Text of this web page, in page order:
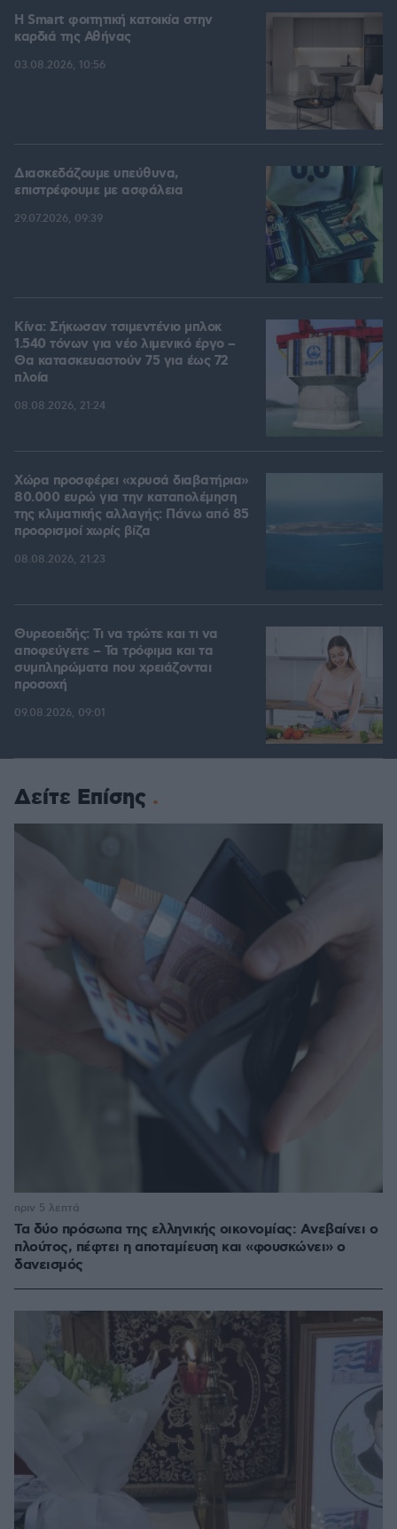
Η Smart φοιτητική κατοικία στην
καρδιά της Αθήνας
03.08.2026, 10:56
Διασκεδάζουμε υπεύθυνα,
επιστρέφουμε με ασφάλεια
29.07.2026, 09:39
Κίνα: Σήκωσαν τσιμεντένιο μπλοκ
1.540 τόνων για νέο λιμενικό έργο –
Θα κατασκευαστούν 75 για έως 72
πλοία
08.08.2026, 21:24
Χώρα προσφέρει «χρυσά διαβατήρια»
80.000 ευρώ για την καταπολέμηση
της κλιματικής αλλαγής: Πάνω από 85
προορισμοί χωρίς βίζα
08.08.2026, 21:23
Θυρεοειδής: Τι να τρώτε και τι να
αποφεύγετε – Τα τρόφιμα και τα
συμπληρώματα που χρειάζονται
προσοχή
09.08.2026, 09:01
Δείτε Επίσης
Τα δύο πρόσωπα της ελληνικής οικονομίας: Aνεβαίνει ο
πλούτος, πέφτει η αποταμίευση και «φουσκώνει» ο
δανεισμός
πριν 5 λεπτά